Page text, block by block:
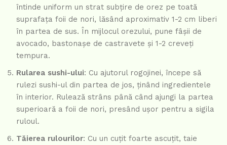
întinde uniform un strat subțire de orez pe toată
suprafața foii de nori, lăsând aproximativ 1-2 cm liberi
în partea de sus. În mijlocul orezului, pune fâșii de
avocado, bastonașe de castravete și 1-2 creveți
tempura.
Rularea sushi-ului: Cu ajutorul rogojinei, începe să
rulezi sushi-ul din partea de jos, ținând ingredientele
în interior. Rulează strâns până când ajungi la partea
superioară a foii de nori, presând ușor pentru a sigila
ruloul.
Tăierea rulourilor: Cu un cuțit foarte ascuțit, taie